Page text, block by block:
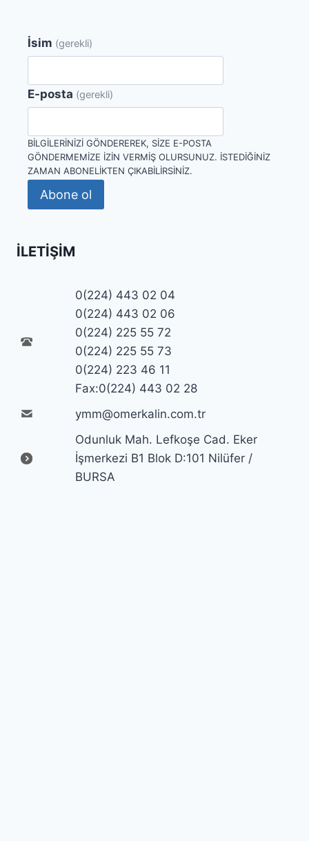
İsim (gerekli)
E-posta (gerekli)
BILGILERINIZI GÖNDEREREK, SIZE E-POSTA
GÖNDERMEMIZE IZIN VERMIŞ OLURSUNUZ. İSTEDIĞINIZ
ZAMAN ABONELIKTEN ÇIKABILIRSINIZ.
Abone ol
İLETIŞIM
0(224) 443 02 04
0(224) 443 02 06
0(224) 225 55 72
0(224) 225 55 73
0(224) 223 46 11
Fax:0(224) 443 02 28
ymm@omerkalin.com.tr
Odunluk Mah. Lefkoşe Cad. Eker
İşmerkezi B1 Blok D:101 Nilüfer /
BURSA